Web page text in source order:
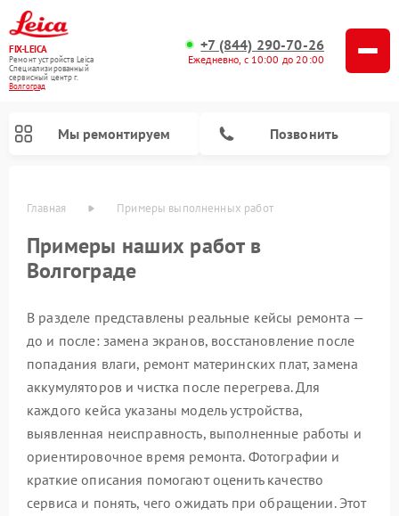
FIX-LEICA
Ремонт устройств Leica
Специализированный
cервисный центр г.
Волгоград
+7 (844) 290-70-26
Ежедневно, с 10:00 до 20:00
Мы ремонтируем Позвонить
Главная Примеры выполненных работ
Примеры наших работ в
Волгограде
В разделе представлены реальные кейсы ремонта —
до и после: замена экранов, восстановление после
попадания влаги, ремонт материнских плат, замена
аккумуляторов и чистка после перегрева. Для
каждого кейса указаны модель устройства,
выявленная неисправность, выполненные работы и
ориентировочное время ремонта. Фотографии и
краткие описания помогают оценить качество
сервиса и понять, чего ожидать при обращении. Этот